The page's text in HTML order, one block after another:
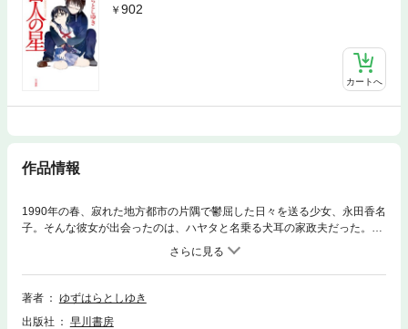
902
カートへ
作品情報
1990年の春、寂れた地方都市の片隅で鬱屈した日々を送る少女、永田香名
子。そんな彼女が出会ったのは、ハヤタと名乗る犬耳の家政夫だった。奇
妙な同居生活のなかで二人は否応なく魅かれあっていくが、彼と右手に融
合している〈銃〉の罪を贖う〈情緒回復計画〉が達成された時、ハヤタは
残酷な刑へ処せられる運命にあった――。異星の罪人とともに、1990年か
ら2012年までの荒涼たる世界を生きた、ひとりの女性の物語。
著者
ゆずはらとしゆき
出版社
早川書房